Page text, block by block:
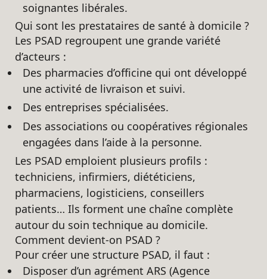
soignantes libérales.
Qui sont les prestataires de santé à domicile ?
Les PSAD regroupent une grande variété
d’acteurs :
Des pharmacies d’officine qui ont développé
une activité de livraison et suivi.
Des entreprises spécialisées.
Des associations ou coopératives régionales
engagées dans l’aide à la personne.
Les PSAD emploient plusieurs profils :
techniciens, infirmiers, diététiciens,
pharmaciens, logisticiens, conseillers
patients… Ils forment une chaîne complète
autour du soin technique au domicile.
Comment devient-on PSAD ?
Pour créer une structure PSAD, il faut :
Disposer d’un agrément ARS (Agence